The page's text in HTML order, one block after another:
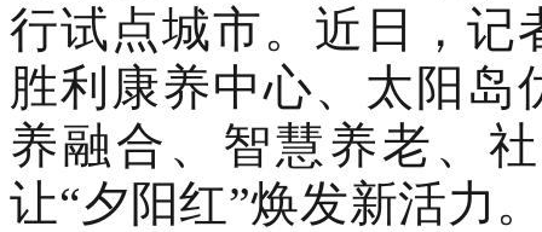
行试点城市。近日，记
胜利康养中心、太阳岛
养融合、智慧养老、
让“夕阳红”焕发新活力